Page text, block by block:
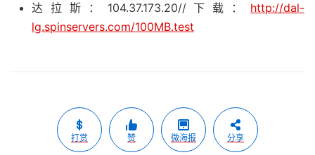
达拉斯：104.37.173.20//下载： http://dal-
lg.spinservers.com/100MB.test
打赏 赞 微海报 分享